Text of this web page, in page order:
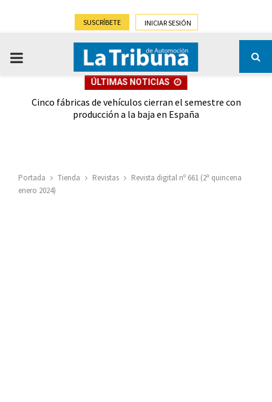
SUSCRÍBETE INICIAR SESIÓN
PRIMARY
ÚLTIMAS NOTICIAS
Cinco fábricas de vehículos cierran el semestre con
producción a la baja en España
Portada Tienda Revistas
Revista digital nº 661 (2ª quincena
enero 2024)